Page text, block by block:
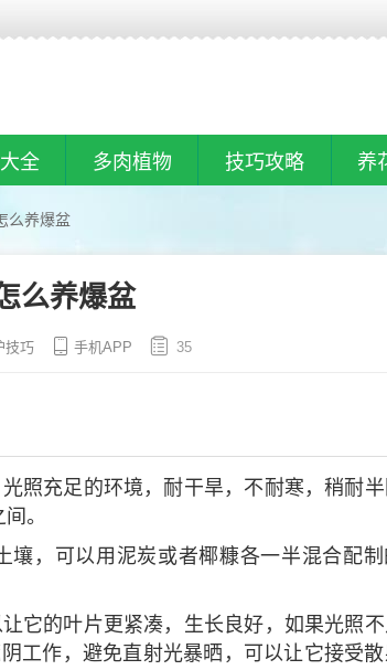
全 多肉植物 技巧攻略 养
么养爆盆
么养爆盆
技巧 手机APP 35
照充足的环境，耐干旱，不耐寒，稍耐半
。
壤，可以用泥炭或者椰糠各一半混合配制
它的叶片更紧凑，生长良好，如果光照不
工作，避免直射光暴晒，可以让它接受